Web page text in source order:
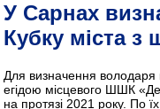
У Сарнах
Кубку міста з
Для визначення володаря
егідою місцевого ШШК
на протязі 2021 року. По